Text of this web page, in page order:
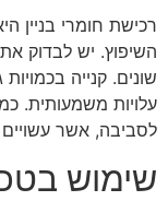
רכישת חומרי בניין
השיפוץ. יש לבדוק
שונים. קנייה
עלויות משמעותית.
לסביבה, אשר
שימוש